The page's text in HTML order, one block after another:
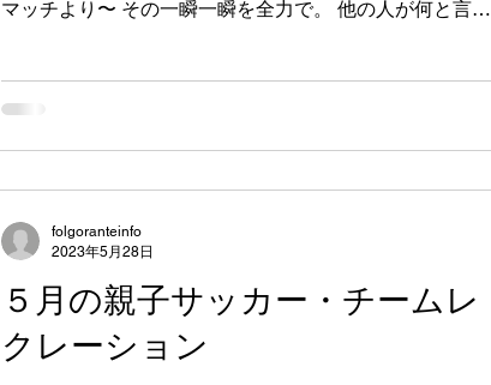
マッチより〜 その一瞬一瞬を全力で。 他の人が何と言お
５月の親子サッカー・チームレ
クレーション
folgoranteinfo
2023年5月28日